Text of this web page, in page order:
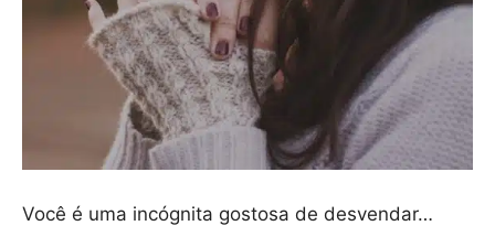
Você é uma incógnita gostosa de desvendar…